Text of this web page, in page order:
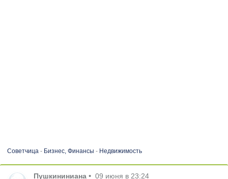
Советчица- Бизнес, Финансы - Недвижимость
Пушкининиана • 09 июня в 23:24